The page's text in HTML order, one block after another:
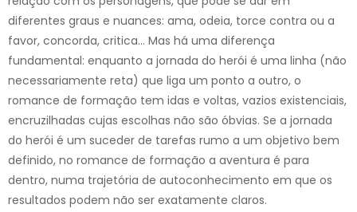
diferentes graus e nuances: ama, odeia, torce contra ou a
favor, concorda, critica… Mas há uma diferença
fundamental: enquanto a jornada do herói é uma linha (não
necessariamente reta) que liga um ponto a outro, o
romance de formação tem idas e voltas, vazios existenciais,
encruzilhadas cujas escolhas não são óbvias. Se a jornada
do herói é um suceder de tarefas rumo a um objetivo bem
definido, no romance de formação a aventura é para
dentro, numa trajetória de autoconhecimento em que os
resultados podem não ser exatamente claros.